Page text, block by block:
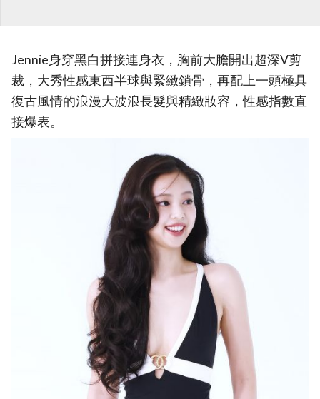
Jennie身穿黑白拼接連身衣，胸前大膽開出超深V剪
裁，大秀性感東西半球與緊緻鎖骨，再配上一頭極具
復古風情的浪漫大波浪長髮與精緻妝容，性感指數直
接爆表。